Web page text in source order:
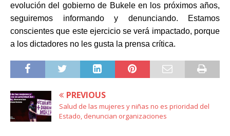
evolución del gobierno de Bukele en los próximos años,
seguiremos informando y denunciando. Estamos
conscientes que este ejercicio se verá impactado, porque
a los dictadores no les gusta la prensa crítica.
PREVIOUS
Salud de las mujeres y niñas no es prioridad del
Estado, denuncian organizaciones